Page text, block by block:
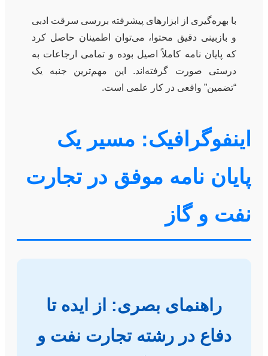
با بهره‌گیری از ابزارهای پیشرفته بررسی سرقت ادبی
و بازبینی دقیق محتوا، می‌توان اطمینان حاصل کرد
که پایان نامه کاملاً اصیل بوده و تمامی ارجاعات به
درستی صورت گرفته‌اند. این مهم‌ترین جنبه یک
“تضمین” واقعی در کار علمی است.
اینفوگرافیک: مسیر یک
پایان نامه موفق در تجارت
نفت و گاز
راهنمای بصری: از ایده تا
دفاع در رشته تجارت نفت و